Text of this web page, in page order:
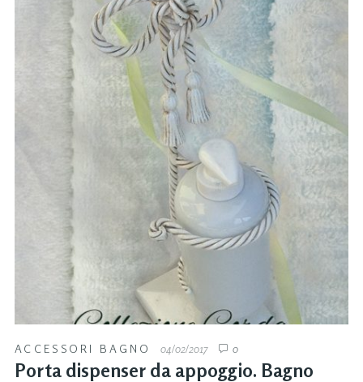
ACCESSORI BAGNO 04/02/2017 0
Porta dispenser da appoggio. Bagno